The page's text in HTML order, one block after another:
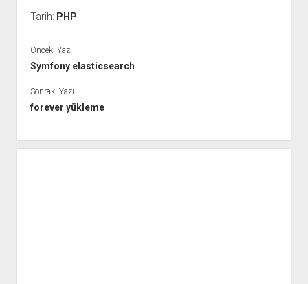
Tarih: PHP
Önceki Yazı
Symfony elasticsearch
Sonraki Yazı
forever yükleme